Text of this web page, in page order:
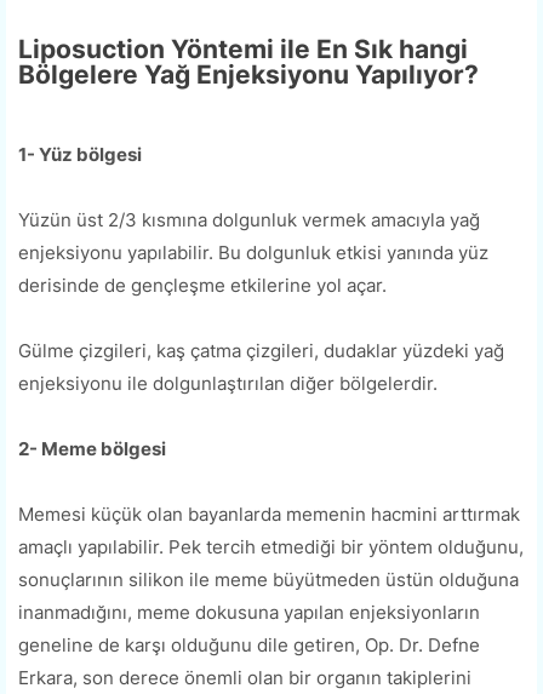
Liposuction Yöntemi ile En Sık hangi
Bölgelere Yağ Enjeksiyonu Yapılıyor?
1- Yüz bölgesi
Yüzün üst 2/3 kısmına dolgunluk vermek amacıyla yağ
enjeksiyonu yapılabilir. Bu dolgunluk etkisi yanında yüz
derisinde de gençleşme etkilerine yol açar.
Gülme çizgileri, kaş çatma çizgileri, dudaklar yüzdeki yağ
enjeksiyonu ile dolgunlaştırılan diğer bölgelerdir.
2- Meme bölgesi
Memesi küçük olan bayanlarda memenin hacmini arttırmak
amaçlı yapılabilir. Pek tercih etmediği bir yöntem olduğunu,
sonuçlarının silikon ile meme büyütmeden üstün olduğuna
inanmadığını, meme dokusuna yapılan enjeksiyonların
geneline de karşı olduğunu dile getiren, Op. Dr. Defne
Erkara, son derece önemli olan bir organın takiplerini